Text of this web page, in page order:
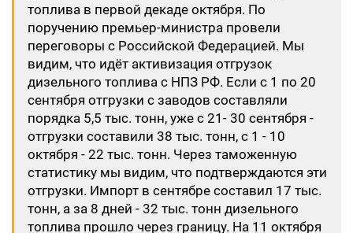
топлива в первой декаде октября. По
поручению премьер-министра провели
переговоры с Российской Федерацией. Мы
видим, что идёт активизация отгрузок
дизельного топлива с НПЗ РФ. Если с 1 по 20
сентября отгрузки с заводов составляли
порядка 5,5 тыс. тонн, уже с 21- 30 сентября -
отгрузки составили 38 тыс. тонн, с 1 - 10
октября - 22 тыс. тонн. Через таможенную
статистику мы видим, что подтверждаются эти
отгрузки. Импорт в сентябре составил 17 тыс.
тонн, а за 8 дней - 32 тыс. тонн дизельного
топлива прошло через границу. На 11 октября